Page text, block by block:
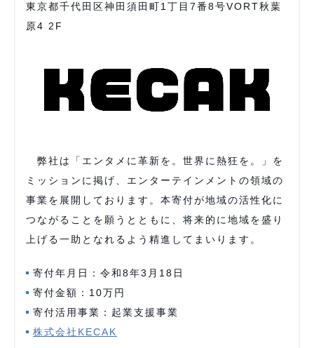
東京都千代田区神田須田町1丁目7番8号VORT秋葉
原4 2F
弊社は「エンタメに革新を。世界に熱狂を。」を
ミッションに掲げ、エンターテインメントの領域の
事業を展開しております。本寄付が地域の活性化に
つながることを願うとともに、将来的に地域を盛り
上げる一助となれるよう精進してまいります。
寄付年月日：令和8年3月18日
寄付金額：10万円
寄付活用事業：起業支援事業
株式会社KECAK